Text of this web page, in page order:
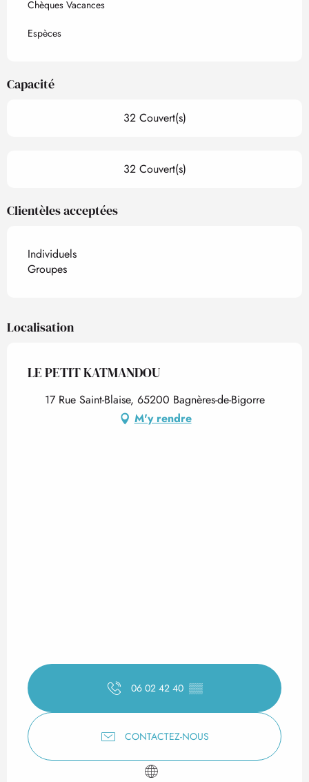
Chèques Vacances
Espèces
Capacité
32 Couvert(s)
32 Couvert(s)
Clientèles acceptées
Individuels
Groupes
Localisation
LE PETIT KATMANDOU
17 Rue Saint-Blaise, 65200 Bagnères-de-Bigorre
M'y rendre
06 02 42 40 ▒▒
CONTACTEZ-NOUS